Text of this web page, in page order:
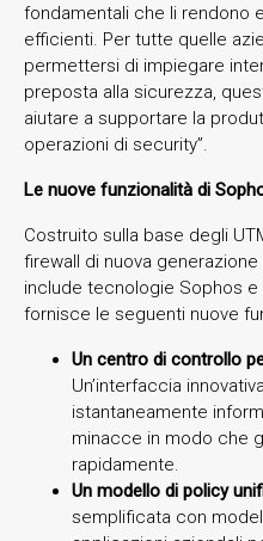
fondamentali che li rendono
efficienti. Per tutte quelle
permettersi di impiegare
preposta alla sicurezza,
aiutare a supportare la
operazioni di security”.
Le nuove funzionalità di
Costruito sulla base degli
firewall di nuova
include tecnologie Sophos
fornisce le seguenti nuove
Un centro di controllo
Un’interfaccia
istantaneamente
minacce in modo che
rapidamente.
Un modello di policy
semplificata con